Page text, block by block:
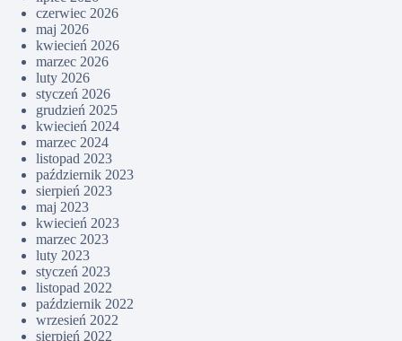
czerwiec 2026
maj 2026
kwiecień 2026
marzec 2026
luty 2026
styczeń 2026
grudzień 2025
kwiecień 2024
marzec 2024
listopad 2023
październik 2023
sierpień 2023
maj 2023
kwiecień 2023
marzec 2023
luty 2023
styczeń 2023
listopad 2022
październik 2022
wrzesień 2022
sierpień 2022